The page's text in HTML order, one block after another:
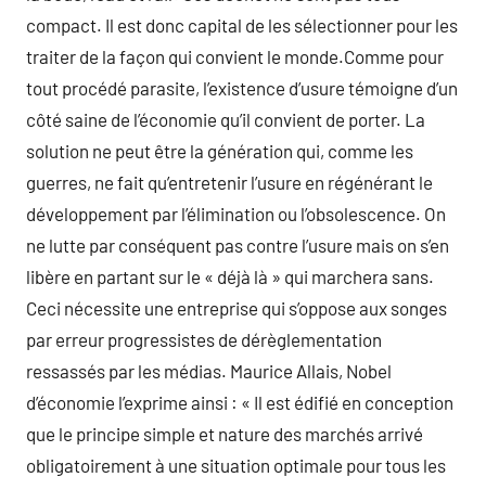
compact. Il est donc capital de les sélectionner pour les
traiter de la façon qui convient le monde.Comme pour
tout procédé parasite, l’existence d’usure témoigne d’un
côté saine de l’économie qu’il convient de porter. La
solution ne peut être la génération qui, comme les
guerres, ne fait qu’entretenir l’usure en régénérant le
développement par l’élimination ou l’obsolescence. On
ne lutte par conséquent pas contre l’usure mais on s’en
libère en partant sur le « déjà là » qui marchera sans.
Ceci nécessite une entreprise qui s’oppose aux songes
par erreur progressistes de dérèglementation
ressassés par les médias. Maurice Allais, Nobel
d’économie l’exprime ainsi : « Il est édifié en conception
que le principe simple et nature des marchés arrivé
obligatoirement à une situation optimale pour tous les